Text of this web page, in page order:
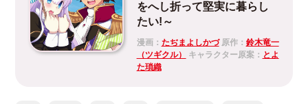
をへし折って堅実に暮らし
たい!～
漫画： たぢまよしかづ原作： 鈴木竜一
（ツギクル）
キャラクター原案： とよ
た瑣織